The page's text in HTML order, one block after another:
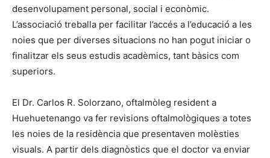
desenvolupament personal, social i econòmic.
L’associació treballa per facilitar l’accés a l’educació a les
noies que per diverses situacions no han pogut iniciar o
finalitzar els seus estudis acadèmics, tant bàsics com
superiors.
El Dr. Carlos R. Solorzano, oftalmòleg resident a
Huehuetenango va fer revisions oftalmològiques a totes
les noies de la residència que presentaven molèsties
visuals. A partir dels diagnòstics que el doctor va enviar